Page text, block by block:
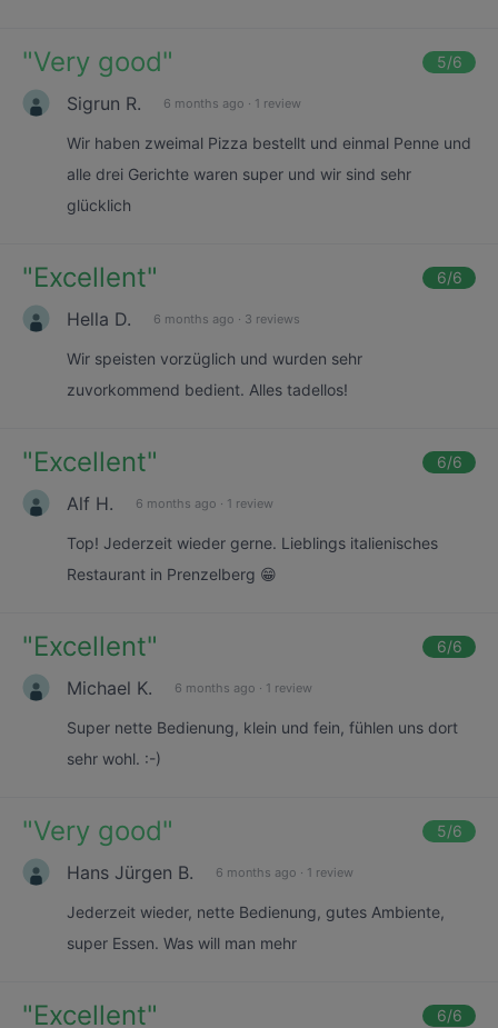
"Very good" 5/6
Sigrun R. 6 months ago · 1 review
Wir haben zweimal Pizza bestellt und einmal Penne und
alle drei Gerichte waren super und wir sind sehr
glücklich
"Excellent" 6/6
Hella D. 6 months ago · 3 reviews
Wir speisten vorzüglich und wurden sehr
zuvorkommend bedient. Alles tadellos!
"Excellent" 6/6
Alf H. 6 months ago · 1 review
Top! Jederzeit wieder gerne. Lieblings italienisches
Restaurant in Prenzelberg 😁
"Excellent" 6/6
Michael K. 6 months ago · 1 review
Super nette Bedienung, klein und fein, fühlen uns dort
sehr wohl. :-)
"Very good" 5/6
Hans Jürgen B. 6 months ago · 1 review
Jederzeit wieder, nette Bedienung, gutes Ambiente,
super Essen. Was will man mehr
"Excellent" 6/6